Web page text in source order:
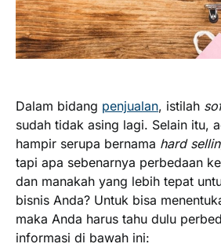
Dalam bidang penjualan, istilah
sudah tidak asing lagi. Selain itu,
hampir serupa bernama hard
tapi apa sebenarnya perbedaan
dan manakah yang lebih tepat
bisnis Anda? Untuk bisa
maka Anda harus tahu dulu
informasi di bawah ini: